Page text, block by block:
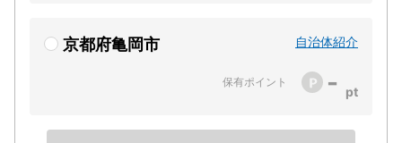
京都府亀岡市 自治体紹介
保有ポイント -